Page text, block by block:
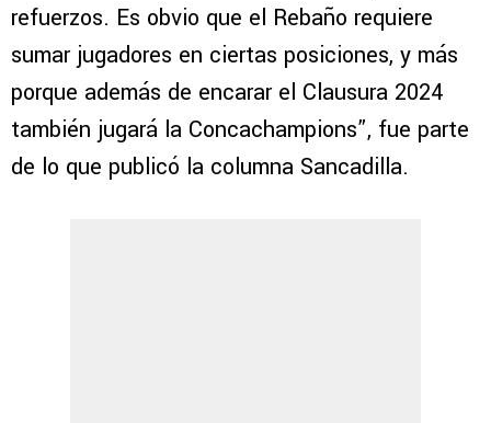
refuerzos. Es obvio que el Rebaño requiere
sumar jugadores en ciertas posiciones, y más
porque además de encarar el Clausura 2024
también jugará la Concachampions”, fue parte
de lo que publicó la columna Sancadilla.